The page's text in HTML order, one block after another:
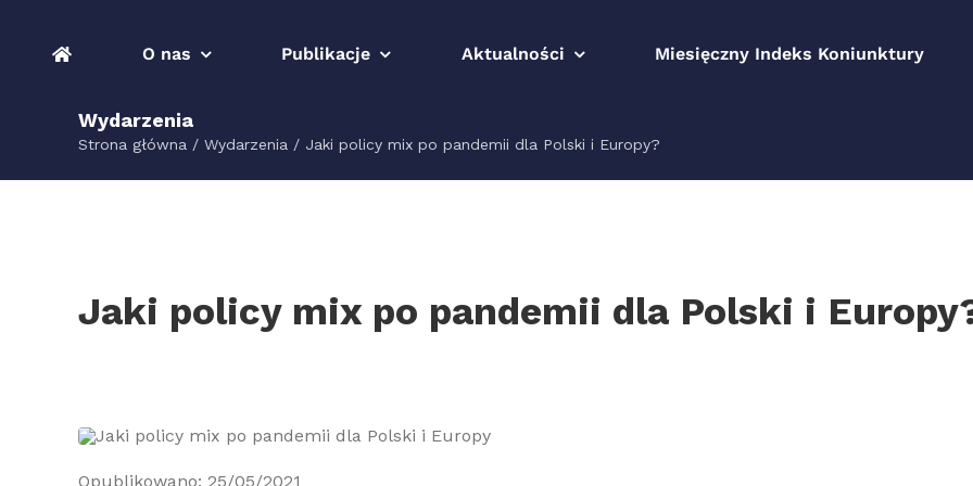
O nas Publikacje Aktualności Miesięczny Indeks Koniunktury
Wydarzenia
Strona główna Wydarzenia Jaki policy mix po pandemii dla Polski i Europy?
Jaki policy mix po pandemii dla Polski i
Opublikowano: 25/05/2021